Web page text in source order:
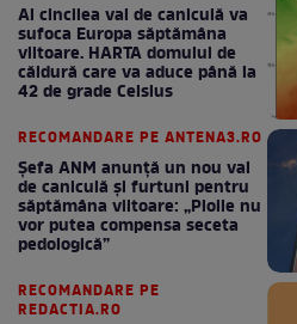
Al cincilea val de caniculă va
sufoca Europa săptămâna
viitoare. HARTA domului de
căldură care va aduce până la
42 de grade Celsius
RECOMANDARE PE ANTENA3.RO
Șefa ANM anunță un nou val
de caniculă și furtuni pentru
săptămâna viitoare: „Ploile nu
vor putea compensa seceta
pedologică”
RECOMANDARE PE
REDACTIA.RO